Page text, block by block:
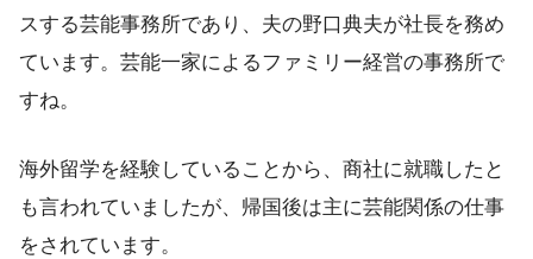
スする芸能事務所であり、夫の野口典夫が社長を務め
ています。芸能一家によるファミリー経営の事務所で
すね。
海外留学を経験していることから、商社に就職したと
も言われていましたが、帰国後は主に芸能関係の仕事
をされています。